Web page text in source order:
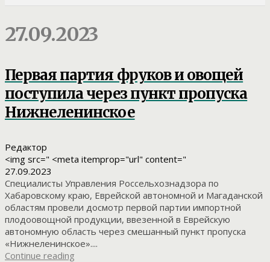
27.09.2023
Первая партия фруков и овощей
поступила через пункт пропуска
Нижнеленинское
Редактор
<img src=" <meta itemprop="url" content="
27.09.2023
Специалисты Управления Россельхознадзора по
Хабаровскому краю, Еврейской автономной и Магаданской
областям провели досмотр первой партии импортной
плодоовощной продукции, ввезенной в Еврейскую
автономную область через смешанный пункт пропуска
«Нижнеленинское»....
Continue reading